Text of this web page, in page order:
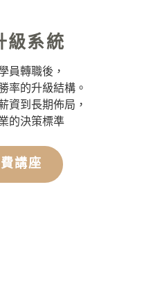
級系統
員轉職後，
率的升級結構。
資到長期佈局，
的決策標準
講座